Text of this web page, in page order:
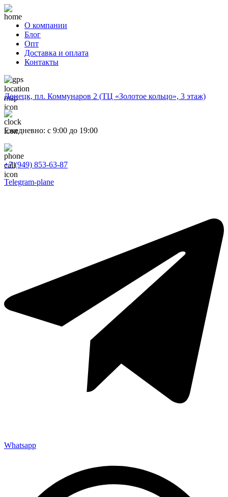
О компании
Блог
Опт
Доставка и оплата
Контакты
Донецк, пл. Коммунаров 2 (ТЦ «Золотое кольцо», 3 этаж)
Ежедневно: с 9:00 до 19:00
+7 (949) 853-63-87
Telegram-plane
Whatsapp